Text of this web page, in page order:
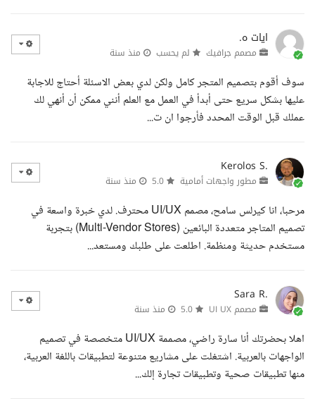
ايات ه.
مصمم جرافيك لم يحسب منذ سنة
سوف أقوم بتصميم المتجر كامل ولكن لدي بعض الاسئلة أحتاج للاجابة
عليها بشكل سريع حتى أبدأ في العمل مع العلم أنني ممكن أن أنهي لك
عملك قبل الوقت المحدد فأرجوا ان ت...
Kerolos S.
مطور واجهات أمامية منذ سنة
مرحبا، انا كيرلس سامح، مصمم UI/UX محترف. لدي خبرة واسعة في
تصميم المتاجر متعددة البائعين (Multi-Vendor Stores) بتجربة
مستخدم حديثة ومنظمة. اطلعت على طلبك ومستعد...
Sara R.
مصمم UI UX منذ سنة
اهلا بحضرتك أنا سارة راضي، مصممة UI/UX متخصصة في تصميم
الواجهات بالعربية. اشتغلت على مشاريع متنوعة لتطبيقات باللغة العربية،
منها تطبيقات صحية وتطبيقات تجارة إلك...